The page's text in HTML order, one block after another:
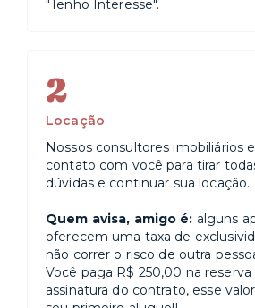
"Tenho Interesse".
2
Locação
Nossos consultores imobiliários
contato com você para tirar
dúvidas e continuar sua locação.
Quem avisa, amigo é: alguns
oferecem uma taxa de
não correr o risco de outra
Você paga R$ 250,00 na reserva
assinatura do contrato, esse